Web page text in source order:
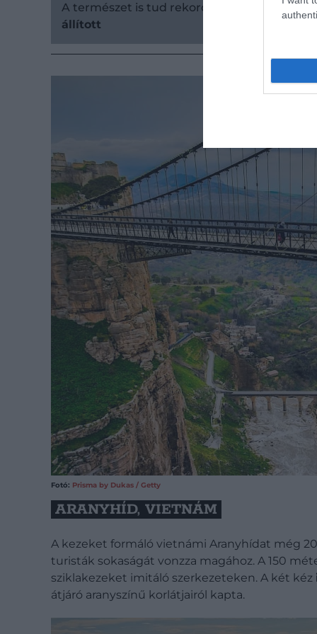
A természet is tud rekordokra:
állított
Fotó: Prisma by Dukas / Getty
ARANYHÍD, VIETNÁM
A kezeket formáló vietnámi Aranyhídat még
turisták sokaságát vonzza magához. A 150
sziklakezeket imitáló szerkezeteken. A két kéz
átjáró aranyszínű korlátjairól kapta.